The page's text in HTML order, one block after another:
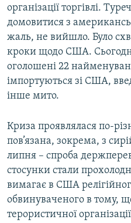
організації торгівлі.
домовитися з
жаль, не вийшло. Було
кроки щодо США.
оголошені 22
імпортуються зі США,
інше мито.
Криза проявлялася по-
пов’язана, зокрема, з
липня – спроба
стосунки стали
вимагає в США
обвинуваченого в тому,
терористичної